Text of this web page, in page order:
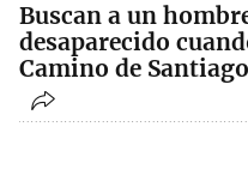
Buscan a un
desaparecido
Camino de